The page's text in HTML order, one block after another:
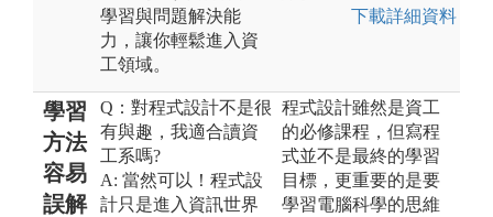
學習與問題解決能
力，讓你輕鬆進入資
工領域。
下載詳細資料
學習
方法
容易
誤解
Q：對程式設計不是很
有與趣，我適合讀資
工系嗎?
A: 當然可以！程式設
計只是進入資訊世界
程式設計雖然是資工
的必修課程，但寫程
式並不是最終的學習
目標，更重要的是要
學習電腦科學的思維